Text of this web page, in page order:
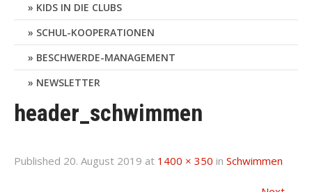
KIDS IN DIE CLUBS
SCHUL-KOOPERATIONEN
BESCHWERDE-MANAGEMENT
NEWSLETTER
header_schwimmen
Published 20. August 2019 at 1400 × 350 in Schwimmen